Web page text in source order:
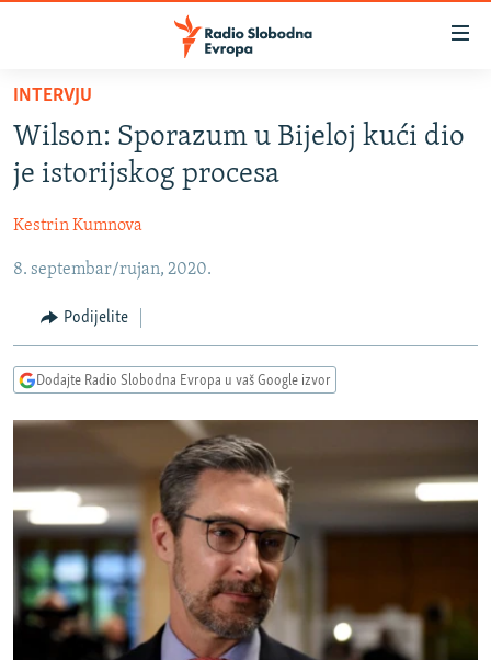
Pređite
glavni
sadržaj
Pređite
na
navigaciju
Pređite
pretragu
VIJESTI
BOSNA I HERCEGOVINA
KOSOVO
CRNA GORA
VIZUELNO
FOTOGALERIJE
PODCASTI
RAT U UKRAJINI
KINA NA BALKANU
RSE PRIČE IZ SVIJETA
ISPRIČAJ MI
DNEVNO@RSE
SPECIJALI RSE
VIŠE OD NASLOVA
INTERVJU
Wilson: Sporazum u Bijeloj kući dio
je istorijskog procesa
Kestrin Kumnova
8. septembar/rujan, 2020.
Podijelite
Dodajte Radio Slobodna Evropa u vaš Google izvor